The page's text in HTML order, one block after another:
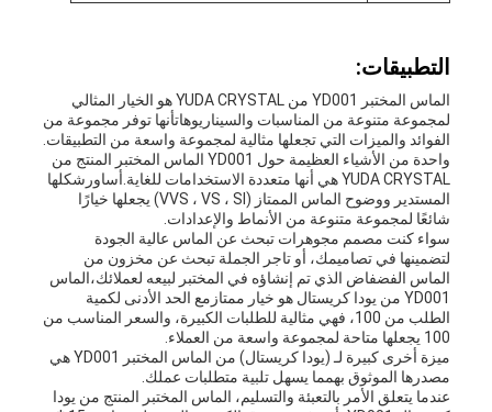
التطبيقات:
الماس المختبر YD001 من YUDA CRYSTAL هو الخيار المثالي
لمجموعة متنوعة من المناسبات والسيناريوهاتأنها توفر مجموعة من
الفوائد والميزات التي تجعلها مثالية لمجموعة واسعة من التطبيقات.
واحدة من الأشياء العظيمة حول YD001 الماس المختبر المنتج من
YUDA CRYSTAL هي أنها متعددة الاستخدامات للغاية.أساورشكلها
المستدير ووضوح الماس الممتاز (VVS ، VS ، SI) يجعلها خيارًا
شائعًا لمجموعة متنوعة من الأنماط والإعدادات.
سواء كنت مصمم مجوهرات تبحث عن الماس عالية الجودة
لتضمينها في تصاميمك، أو تاجر الجملة تبحث عن مخزون من
الماس الفضفاض الذي تم إنشاؤه في المختبر لبيعه لعملائك،الماس
YD001 من يودا كريستال هو خيار ممتازمع الحد الأدنى لكمية
الطلب من 100، فهي مثالية للطلبات الكبيرة، والسعر المناسب من
100 يجعلها متاحة لمجموعة واسعة من العملاء.
ميزة أخرى كبيرة لـ (يودا كريستال) من الماس المختبر YD001 هي
مصدرها الموثوق بهمما يسهل تلبية متطلبات عملك.
عندما يتعلق الأمر بالتعبئة والتسليم، الماس المختبر المنتج من يودا